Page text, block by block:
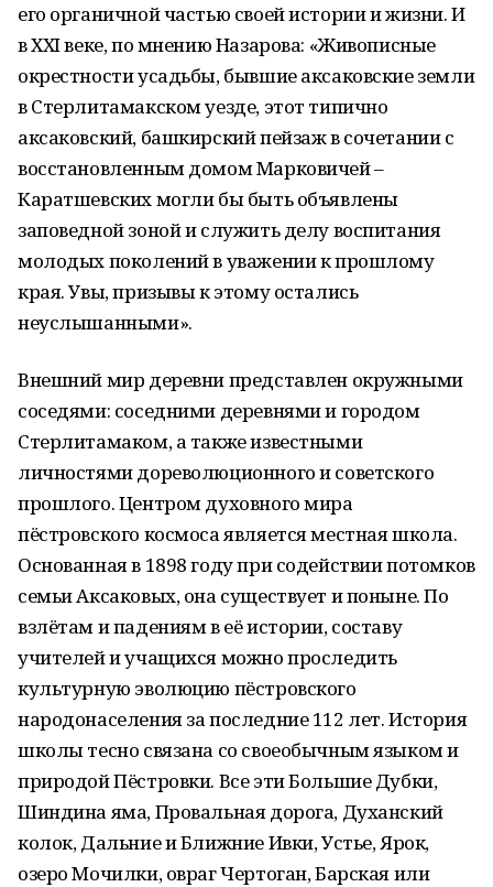
его органичной частью своей истории и жизни. И
в ХХI веке, по мнению Назарова: «Живописные
окрестности усадьбы, бывшие аксаковские земли
в Стерлитамакском уезде, этот типично
аксаковский, башкирский пейзаж в сочетании с
восстановленным домом Марковичей –
Каратшевских могли бы быть объявлены
заповедной зоной и служить делу воспитания
молодых поколений в уважении к прошлому
края. Увы, призывы к этому остались
неуслышанными».
Внешний мир деревни представлен окружными
соседями: соседними деревнями и городом
Стерлитамаком, а также известными
личностями дореволюционного и советского
прошлого. Центром духовного мира
пёстровского космоса является местная школа.
Основанная в 1898 году при содействии потомков
семьи Аксаковых, она существует и поныне. По
взлётам и падениям в её истории, составу
учителей и учащихся можно проследить
культурную эволюцию пёстровского
народонаселения за последние 112 лет. История
школы тесно связана со своеобычным языком и
природой Пёстровки. Все эти Большие Дубки,
Шиндина яма, Провальная дорога, Духанский
колок, Дальние и Ближние Ивки, Устье, Ярок,
озеро Мочилки, овраг Чертоган, Барская или